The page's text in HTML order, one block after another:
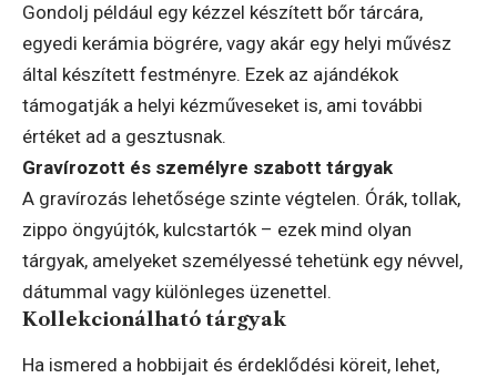
Gondolj például egy kézzel készített bőr tárcára,
egyedi kerámia bögrére, vagy akár egy helyi művész
által készített festményre. Ezek az ajándékok
támogatják a helyi kézműveseket is, ami további
értéket ad a gesztusnak.
Gravírozott és személyre szabott tárgyak
A gravírozás lehetősége szinte végtelen. Órák, tollak,
zippo öngyújtók, kulcstartók – ezek mind olyan
tárgyak, amelyeket személyessé tehetünk egy névvel,
dátummal vagy különleges üzenettel.
Kollekcionálható tárgyak
Ha ismered a hobbijait és érdeklődési köreit, lehet,